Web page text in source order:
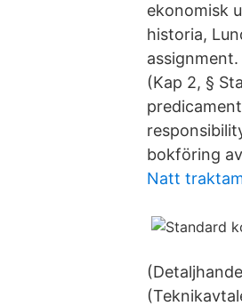
ekonomisk
historia,
(Kap 2, §
bokföring
Natt